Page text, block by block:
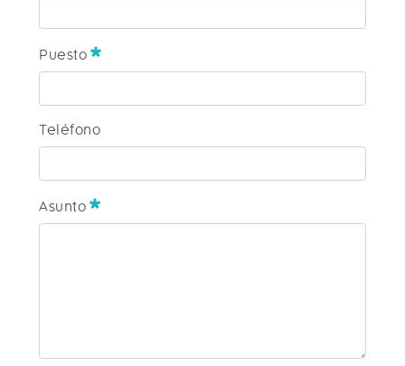
Requerido
Puesto
Requerido
Teléfono
Asunto